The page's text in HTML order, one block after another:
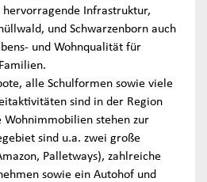
Infrastruktur,
und Schwarzenborn auch
und Wohnqualität für
alle Schulformen sowie viele
sind in der Region
stehen zur
sind u.a. zwei große
Palletways), zahlreiche
sowie ein Autohof und